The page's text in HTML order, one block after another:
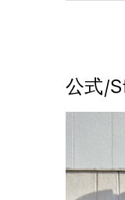
公式/